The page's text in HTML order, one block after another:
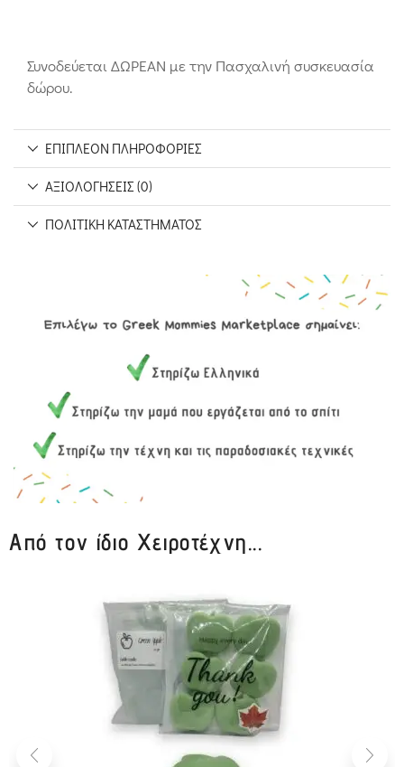
Συνοδεύεται ΔΩΡΕΑΝ με την Πασχαλινή συσκευασία
δώρου.
ΕΠΙΠΛΈΟΝ ΠΛΗΡΟΦΟΡΊΕΣ
ΑΞΙΟΛΟΓΉΣΕΙΣ (0)
ΠΟΛΙΤΙΚΉ ΚΑΤΑΣΤΉΜΑΤΟΣ
Από τον ίδιο Χειροτέχνη...